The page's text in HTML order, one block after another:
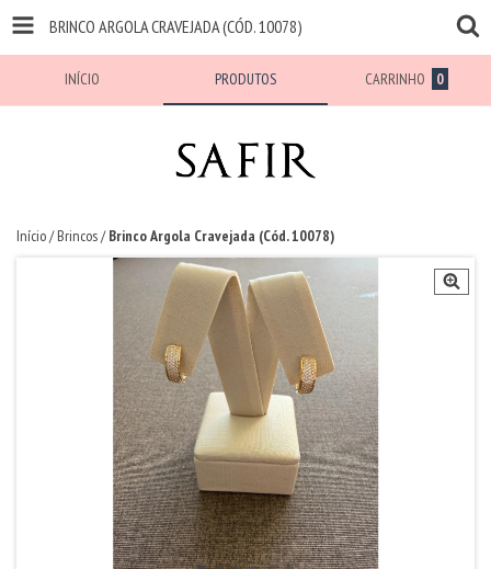
BRINCO ARGOLA CRAVEJADA (CÓD. 10078)
INÍCIO PRODUTOS CARRINHO 0
Início/ Brincos/ Brinco Argola Cravejada (Cód. 10078)